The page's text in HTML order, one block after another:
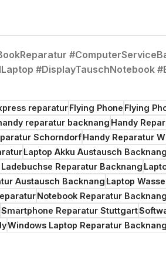
#DisplayTauschNotebook
reparaturFlying PhoneFlying
reparatur backnangHandy
SchorndorfHandy Reparatur
Laptop Akku Austausch Backnang
Reparatur Backnang
Austausch BacknangLaptop
Notebook Reparatur Backnang
Smartphone Reparatur Stuttgart
Windows Laptop Reparatur Backnang